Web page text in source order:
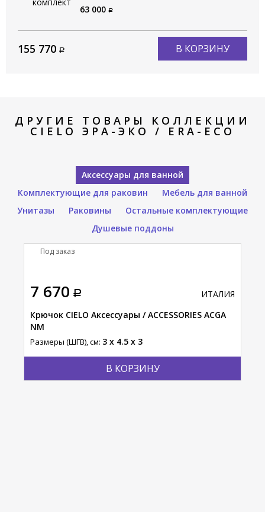
ERST80 CM
63 000
155 770 В КОРЗИНУ
ДРУГИЕ ТОВАРЫ КОЛЛЕКЦИИ
CIELO ЭРА-ЭКО / ERA-ECO
Аксессуары для ванной
Комплектующие для раковин
Мебель для ванной
Унитазы
Раковины
Остальные комплектующие
Душевые поддоны
7 670
В КОРЗИНУ
ИТАЛИЯ
Крючок CIELO Аксессуары / ACCESSORIES ACGA
NM
Размеры (ШГВ), см: 3 x 4.5 x 3
Под заказ